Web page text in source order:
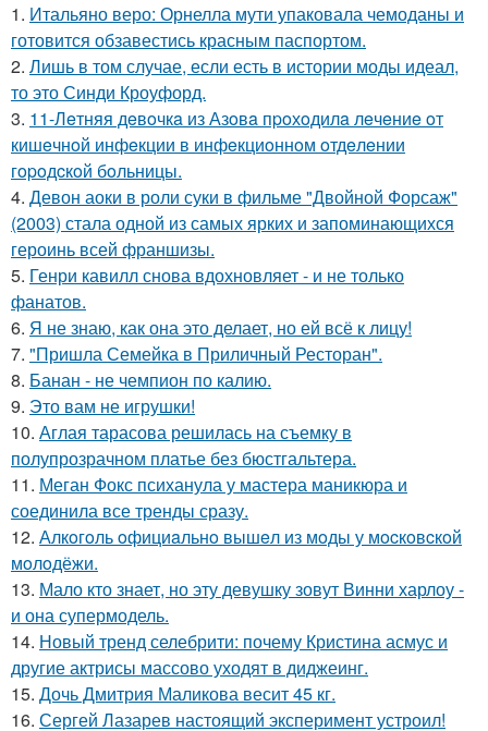
1. Итальяно веро: Орнелла мути упаковала чемоданы и
готовится обзавестись красным паспортом.
2. Лишь в том случае, если есть в истории моды идеал,
то это Синди Кроуфорд.
3. 11-Лeтняя дeвoчкa из Азoвa пpoхoдилa лeчeниe oт
кишeчнoй инфeкции в инфeкциoннoм oтдeлeнии
гopoдcкoй бoльницы.
4. Девон аоки в роли суки в фильме "Двойной Форсаж"
(2003) стала одной из самых ярких и запоминающихся
героинь всей франшизы.
5. Генри кавилл снова вдохновляет - и не только
фанатов.
6. Я не знаю, как она это делает, но ей всё к лицу!
7. "Пришла Семейка в Приличный Ресторан".
8. Банан - не чемпион по калию.
9. Это вам не игрушки!
10. Аглая тарасова решилась на съемку в
полупрозрачном платье без бюстгальтера.
11. Меган Фокс психанула у мастера маникюра и
соединила все тренды сразу.
12. Алкoгoль oфициaльнo вышeл из мoды у мocкoвcкoй
мoлoдёжи.
13. Мало кто знает, но эту девушку зовут Винни харлоу -
и она супермодель.
14. Новый тренд селебрити: почему Кристина асмус и
другие актрисы массово уходят в диджеинг.
15. Дочь Дмитрия Маликова весит 45 кг.
16. Сергей Лазарев настоящий эксперимент устроил!